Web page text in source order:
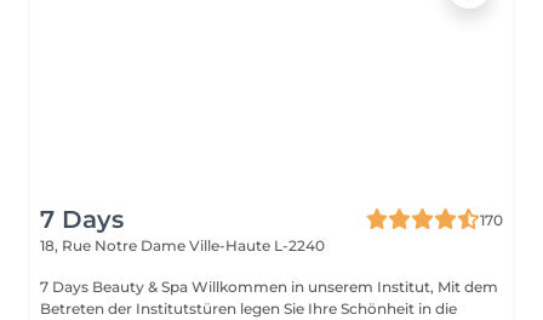
7 Days
170
18, Rue Notre Dame Ville-Haute L-2240
7 Days Beauty & Spa Willkommen in unserem Institut, Mit dem
Betreten der Institutstüren legen Sie Ihre Schönheit in die